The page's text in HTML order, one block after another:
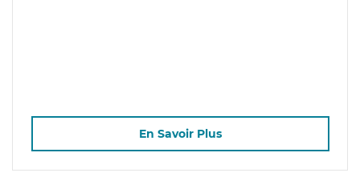
En Savoir Plus